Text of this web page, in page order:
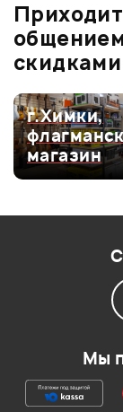
Оценка5
Оценка4
Оценка3
Ваша оценка:
г.Химки,
магазин
Мы